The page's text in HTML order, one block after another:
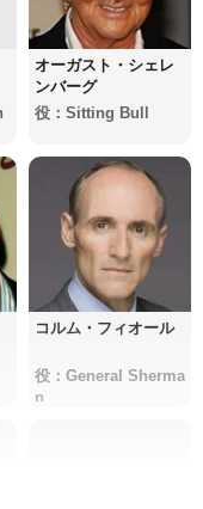
オーガスト・シェレ
ンバーグ
役：Sitting Bull
コルム・フィオール
役：General Sherma
n